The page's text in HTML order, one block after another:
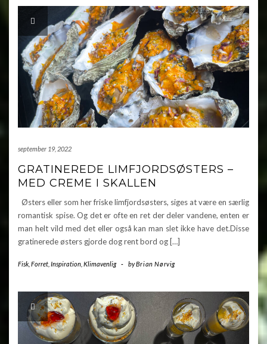
september 19, 2022
GRATINEREDE LIMFJORDSØSTERS –
MED CREME I SKALLEN
Østers eller som her friske limfjordsøsters, siges at være en særlig
romantisk spise. Og det er ofte en ret der deler vandene, enten er
man helt vild med det eller også kan man slet ikke have det.Disse
gratinerede østers gjorde dog rent bord og […]
Fisk Forret Inspiration Klimavenlig - byBrian Nørvig